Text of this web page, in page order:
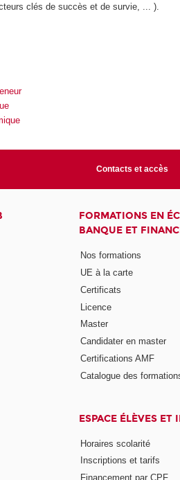
clés de succès et de survie, ... ).
Contacts et accès
FORMATIONS EN
BANQUE ET
Nos formations
UE à la carte
Certificats
Licence
Master
Candidater en master
Certifications AMF
Catalogue des
ESPACE ÉLÈVES ET
Horaires scolarité
Inscriptions et tarifs
Financement par CPF